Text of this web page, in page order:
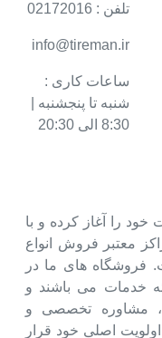
ما از سال ۱۳۶۵ فعالیت خود را آغاز کرده و با
معتبر فروش انواع
فروشگاه های ما در
خدمات می باشند و
مشاوره تخصصی و
اصلی خود قرار
تلفن : 02172016
info@tireman.ir
ساعات کاری :
شنبه تا پنجشنبه |
8:30 الی 20:30